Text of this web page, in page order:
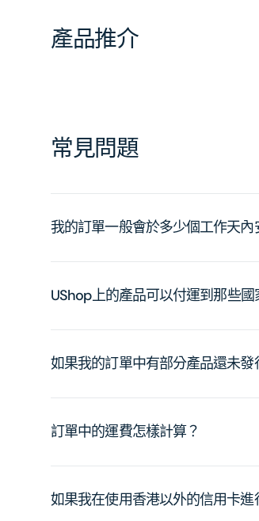
產品推介
常見問題
我的訂單一般會於多少個工作天內
UShop上的產品可以付運到那些
如果我的訂單中有部分產品還未
訂單中的運費怎樣計算？
如果我在使用香港以外的信用卡